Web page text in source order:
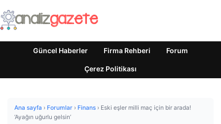
Güncel Haberler Firma Rehberi Forum
Çerez Politikası
Ana sayfa › Forumlar › Finans › Eski eşler milli maç için bir arada!
‘Ayağın uğurlu gelsin’